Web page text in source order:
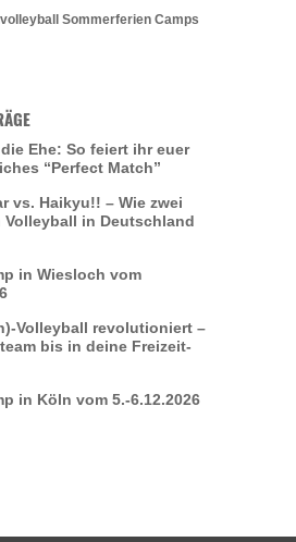
Sommerferien Camps
Ehe: So feiert ihr euer
“Perfect Match”
vs. Haikyu!! – Wie zwei
Volleyball in Deutschland
in Wiesloch vom
Volleyball revolutioniert –
bis in deine Freizeit-
in Köln vom 5.-6.12.2026